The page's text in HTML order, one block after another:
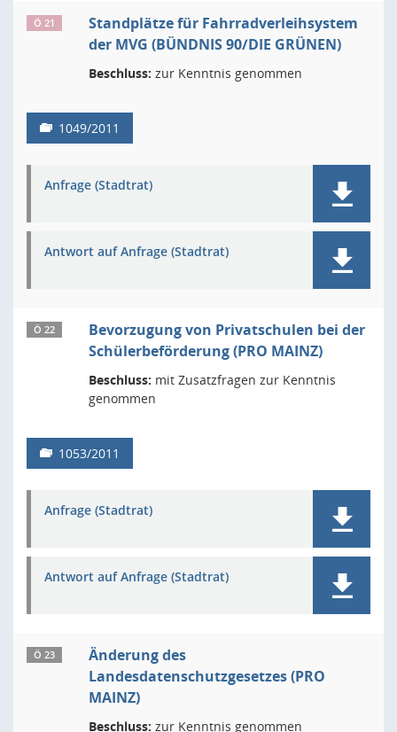
Ö 21
Standplätze für Fahrradverleihsystem
der MVG (BÜNDNIS 90/DIE GRÜNEN)
Beschluss: zur Kenntnis genommen
1049/2011
Anfrage (Stadtrat)
Antwort auf Anfrage (Stadtrat)
Ö 22
Bevorzugung von Privatschulen bei der
Schülerbeförderung (PRO MAINZ)
Beschluss: mit Zusatzfragen zur Kenntnis
genommen
1053/2011
Anfrage (Stadtrat)
Antwort auf Anfrage (Stadtrat)
Ö 23
Änderung des
Landesdatenschutzgesetzes (PRO
MAINZ)
Beschluss: zur Kenntnis genommen